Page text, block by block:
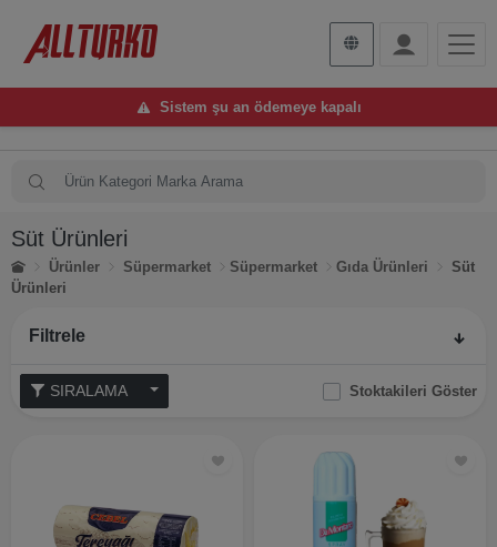
Sistem şu an ödemeye kapalı
Süt Ürünleri
Ürünler Süpermarket Süpermarket Gıda Ürünleri
Süt
Ürünleri
Filtrele
Stoktakileri Göster